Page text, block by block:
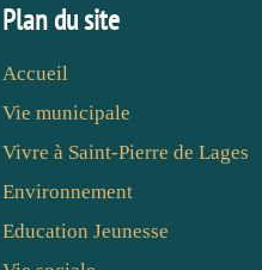
Plan du site
Accueil
Vie municipale
Vivre à Saint-Pierre de Lages
Environnement
Education Jeunesse